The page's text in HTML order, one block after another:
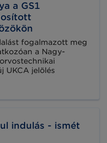
a GS1
fogalmazott meg
a Nagy-
UKCA jelölés
indulás - ismét